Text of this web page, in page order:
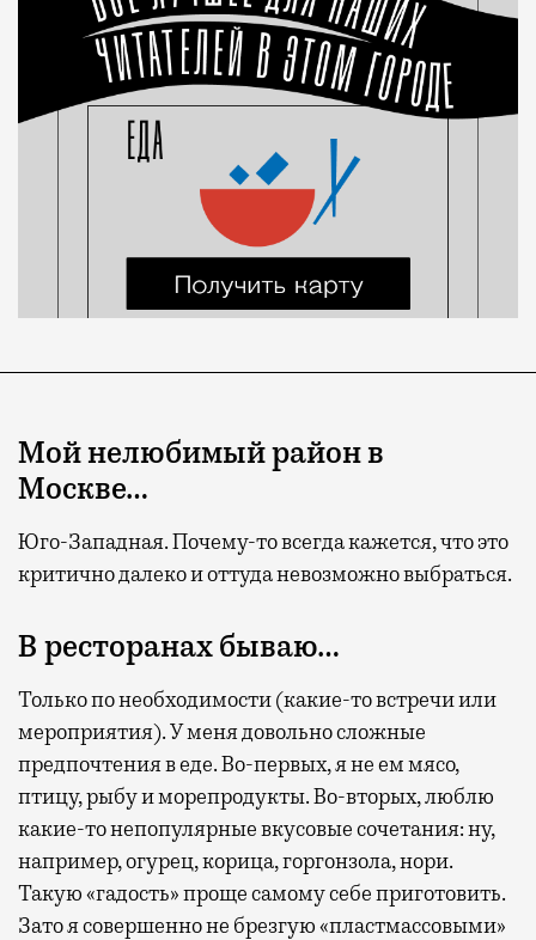
Мой нелюбимый район в
Москве…
Юго-Западная. Почему-то всегда кажется, что это
критично далеко и оттуда невозможно выбраться.
В ресторанах бываю…
Только по необходимости (какие-то встречи или
мероприятия). У меня довольно сложные
предпочтения в еде. Во-первых, я не ем мясо,
птицу, рыбу и морепродукты. Во-вторых, люблю
какие-то непопулярные вкусовые сочетания: ну,
например, огурец, корица, горгонзола, нори.
Такую «гадость» проще самому себе приготовить.
Зато я совершенно не брезгую «пластмассовыми»